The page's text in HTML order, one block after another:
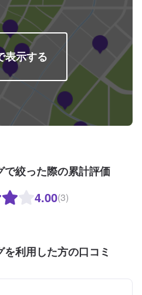
表示する
で絞った際の累計評価
4.00(3)
利用した方の口コミ